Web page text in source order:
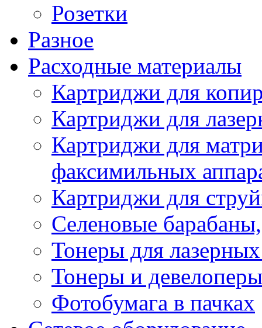
Розетки
Разное
Расходные материалы
Картриджи для
Картриджи для
Картриджи для
факсимильных
Картриджи для
Селеновые
Тонеры для
Тонеры и
Фотобумага в пачках